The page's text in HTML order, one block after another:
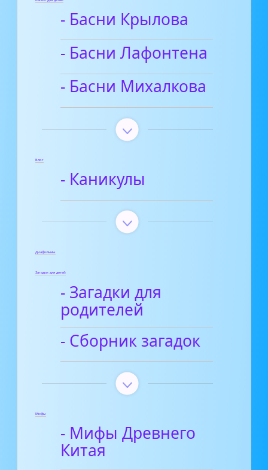
- Басни Крылова
- Басни Лафонтена
- Басни Михалкова
Блог
- Каникулы
Диафильмы
Загадки для детей
- Загадки для
родителей
- Сборник загадок
Мифы
- Мифы Древнего
Китая